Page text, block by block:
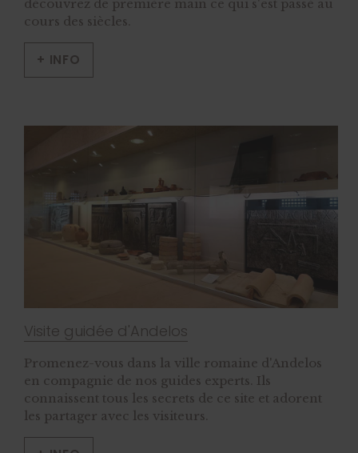
découvrez de première main ce qui s'est passé au
cours des siècles.
+ INFO
Visite guidée d'Andelos
Promenez-vous dans la ville romaine d'Andelos
en compagnie de nos guides experts. Ils
connaissent tous les secrets de ce site et adorent
les partager avec les visiteurs.